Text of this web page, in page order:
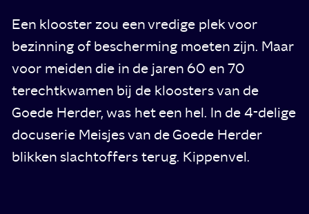
Een klooster zou een vredige plek voor
bezinning of bescherming moeten zijn. Maar
voor meiden die in de jaren 60 en 70
terechtkwamen bij de kloosters van de
Goede Herder, was het een hel. In de 4-delige
docuserie Meisjes van de Goede Herder
blikken slachtoffers terug. Kippenvel.